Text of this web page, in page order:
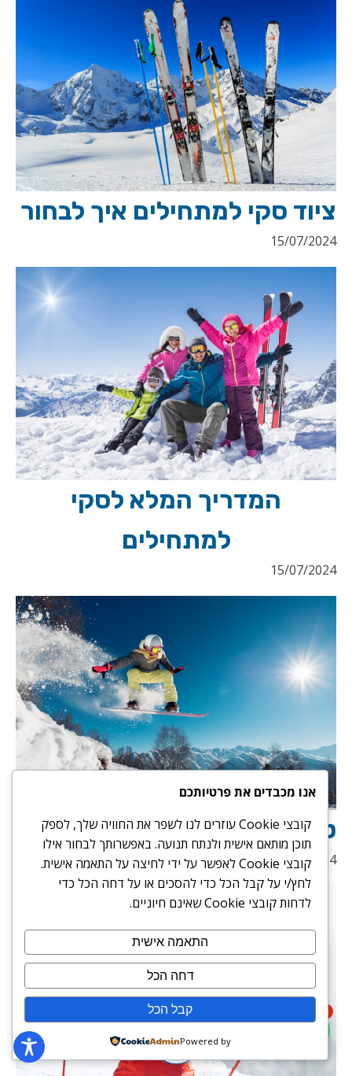
ציוד סקי למתחילים איך לבחור
15/07/2024
המדריך המלא לסקי
למתחילים
15/07/2024
טיפים חשובים לגולשי סנובורד
15/07/2024
אנו מכבדים את פרטיותכם
קובצי Cookie עוזרים לנו לשפר את החוויה שלך, לספק
תוכן מותאם אישית ולנתח תנועה. באפשרותך לבחור אילו
קובצי Cookie לאפשר על ידי לחיצה על התאמה אישית.
לחץ/י על קבל הכל כדי להסכים או על דחה הכל כדי
לדחות קובצי Cookie שאינם חיוניים.
התאמה אישית
דחה הכל
קבל הכל
Powered by